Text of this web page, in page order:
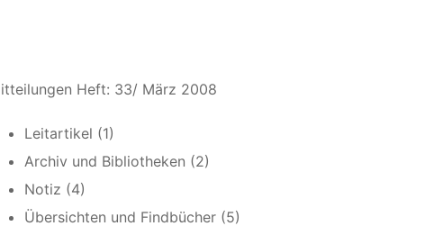
Heft: 33/ März 2008
Leitartikel (1)
Archiv und Bibliotheken (2)
Notiz (4)
Übersichten und Findbücher (5)